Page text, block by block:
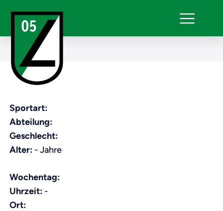
Sportart:
Abteilung:
Geschlecht:
Alter: - Jahre
Wochentag:
Uhrzeit: -
Ort: